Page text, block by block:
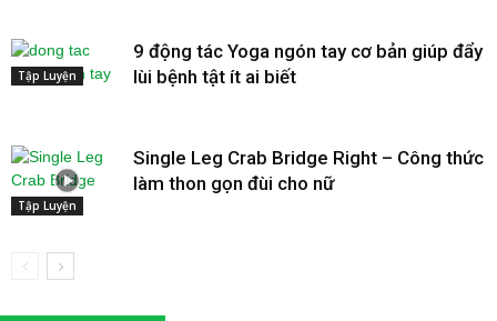
Tập Luyện
9 động tác Yoga ngón tay cơ bản giúp đẩy
lùi bệnh tật ít ai biết
Tập Luyện
Single Leg Crab Bridge Right – Công thức
làm thon gọn đùi cho nữ